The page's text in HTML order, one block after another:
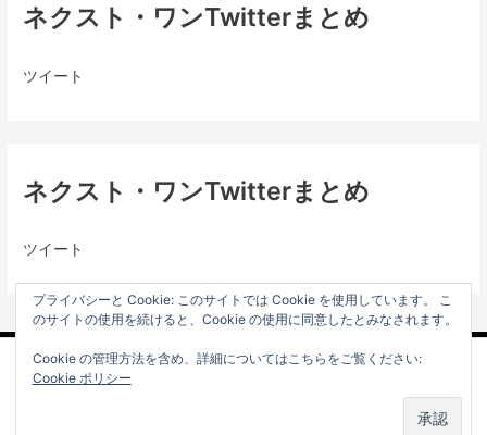
ネクスト・ワンTwitterまとめ
ツイート
ネクスト・ワンTwitterまとめ
ツイート
プライバシーと Cookie: このサイトでは Cookie を使用しています。 こ
のサイトの使用を続けると、Cookie の使用に同意したとみなされます。
Cookie の管理方法を含め、詳細についてはこちらをご覧ください:
Cookie ポリシー